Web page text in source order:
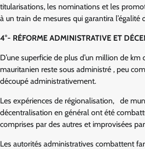
titularisations, les nominations et les
à un train de mesures qui garantira l’égalité
4°- RÉFORME ADMINISTRATIVE ET
D’une superficie de plus d’un million de km
mauritanien reste sous administré , peu
découpé administrativement.
Les expériences de régionalisation, de
décentralisation en général ont été
comprises par des autres et improvisées
Les autorités administratives combattent